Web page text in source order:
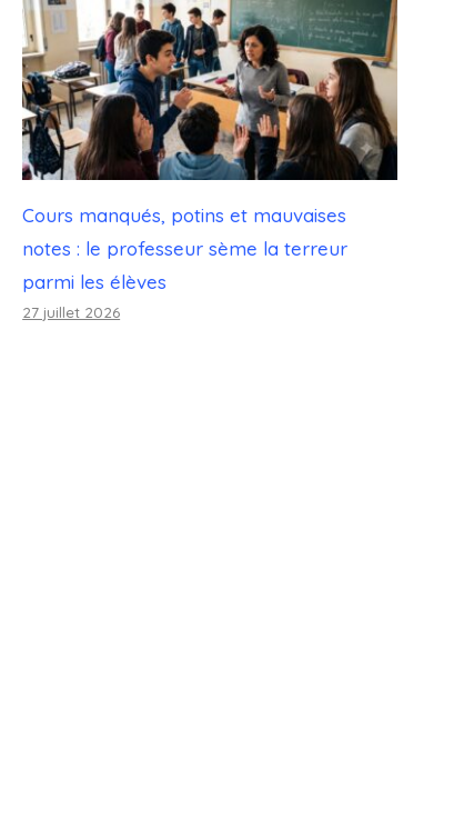
Cours manqués, potins et mauvaises
notes : le professeur sème la terreur
parmi les élèves
27 juillet 2026